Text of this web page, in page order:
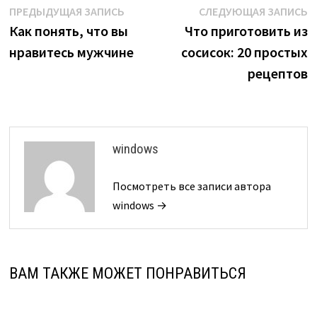
Навигация
по
записям
ПРЕДЫДУЩАЯ ЗАПИСЬПредыдущая
запись:
Как понять, что вы
нравитесь мужчине
СЛЕДУЮЩАЯ ЗАПИСЬ
Что приготовить из
сосисок: 20 простых
рецептов
windows
Посмотреть все записи автора
windows →
ВАМ ТАКЖЕ МОЖЕТ ПОНРАВИТЬСЯ